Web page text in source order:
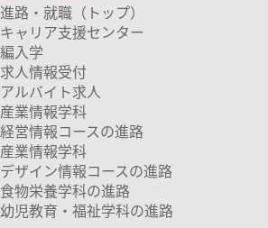
進路・就職（トップ）
キャリア支援センター
編入学
求人情報受付
アルバイト求人
産業情報学科
経営情報コースの進路
産業情報学科
デザイン情報コースの進路
食物栄養学科の進路
幼児教育・福祉学科の進路